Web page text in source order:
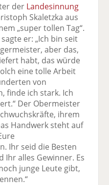
der Landesinnung
Skaletzka aus
„super tollen Tag“.
er: „Ich bin seit
aber das,
habt, das würde
eine tolle Arbeit
von
finde ich stark. Ich
Der Obermeister
ihrem
Handwerk steht auf
Ihr seid die Besten
Ihr alles Gewinner. Es
junge Leute gibt,